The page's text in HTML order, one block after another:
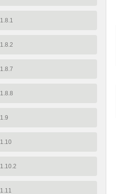
1.8.1
1.8.2
1.8.7
1.8.8
1.9
1.10
1.10.2
1.11